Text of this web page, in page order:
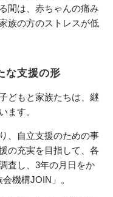
間は、赤ちゃんの痛み
族の方のストレスが低
な支援の形
どもと家族たちは、継
ます。
、自立支援のための事
の充実を目指して、各
査し、3年の月日をか
機構JOIN」。